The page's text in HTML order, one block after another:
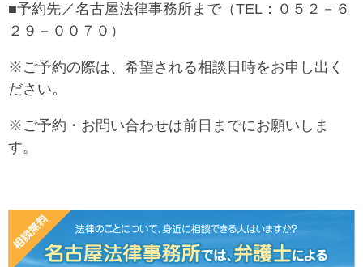
■予約先／名古屋法律事務所まで（TEL：０５２－６
２９－００７０）
※ご予約の際は、希望される相談日時をお申し出く
ださい。
※ご予約・お問い合わせは前日までにお願いしま
す。